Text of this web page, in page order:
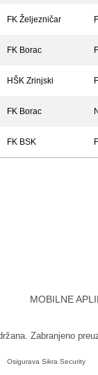
FK Željezničar
FK Borac
HŠK Zrinjski
FK Borac
FK BSK
MOBILNE
Zabranjeno
Osigurava Sikra Security